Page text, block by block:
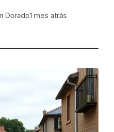
Dorado1 mes atrás